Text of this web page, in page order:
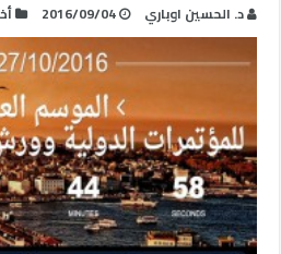
د. الحسين اوباري 2016/09/04